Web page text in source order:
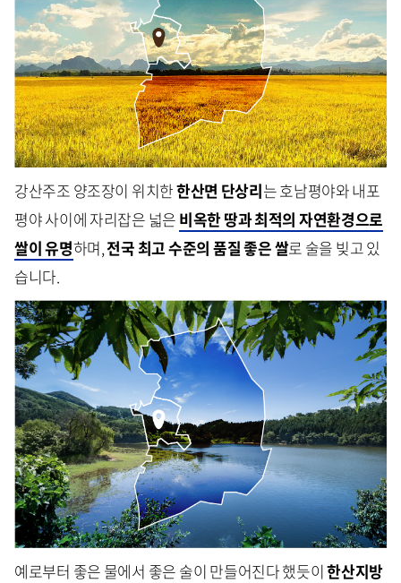
강산주조 양조장이 위치한한산면 단상리는 호남평야와 내포
평야 사이에 자리잡은 넓은 비옥한 땅과 최적의 자연환경으로
쌀이 유명하며,전국 최고 수준의 품질 좋은 쌀로 술을 빚고 있
습니다.
예로부터 좋은 물에서 좋은 술이 만들어진다 했듯이한산지방